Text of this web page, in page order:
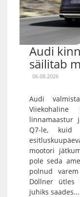
Audi
säilitab
06.08.2026
Audi
linnamaastur
Q7-le, kuid
mootori
pole seda
polnud
Döllner ütles
juhiks saades...